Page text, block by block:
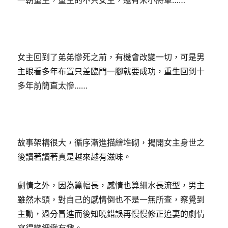
女主回到了弟弟慘死之前，有機會改變一切，可是男
主眼看多年布置只差臨門一腳就要成功，重生回到十
多年前簡直太慘……
故事架構很大，循序漸進描繪堆砌，揭開女主身世之
後讀著讀著真是越來越有滋味。
劇情之外，因為篇幅長，感情也算細水長流型，男主
雖然木頭，對自己的感情倒也不是一無所查，察覺到
主動，過分冒進而後知曉錯誤再慢慢修正追妻的劇情